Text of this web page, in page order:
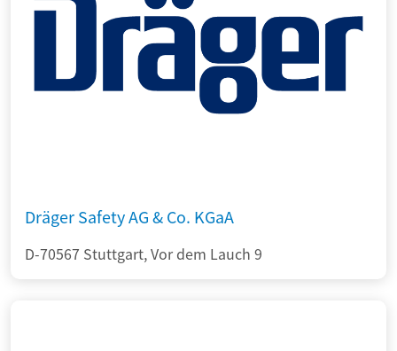
Dräger Safety AG & Co. KGaA
D-70567 Stuttgart, Vor dem Lauch 9